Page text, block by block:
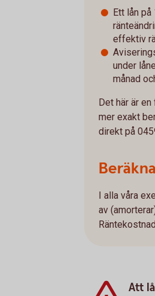
Ett lån
effektiv
under
månad
Det här är
mer exakt
direkt på
I alla våra
av
Att